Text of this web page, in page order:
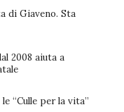
di Giaveno. Sta
2008 aiuta a
“Culle per la vita”